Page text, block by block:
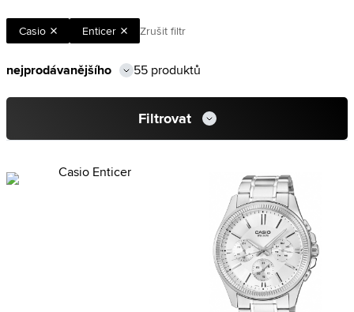
Casio Enticer Zrušit filtr
55 produktů
Filtrovat